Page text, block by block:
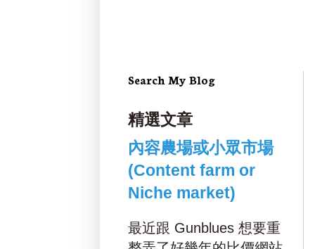
Search My Blog
精選文章
內容農場或小眾市場
(Content farm or
Niche market)
最近跟 Gunblues 想要重